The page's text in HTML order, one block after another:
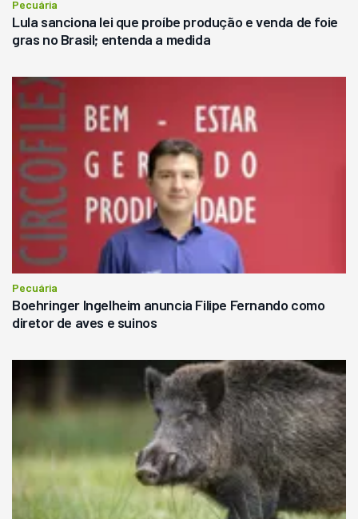
Pecuária
Lula sanciona lei que proíbe produção e venda de foie
gras no Brasil; entenda a medida
Pecuária
Boehringer Ingelheim anuncia Filipe Fernando como
diretor de aves e suinos